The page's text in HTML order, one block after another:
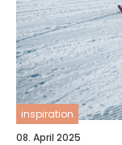
inspiration
08. April 2025